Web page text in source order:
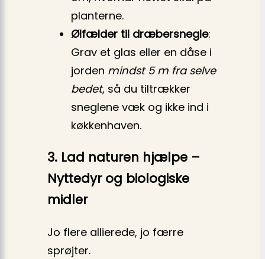
planterne.
Ølfælder til dræbersnegle:
Grav et glas eller en dåse i
jorden mindst 5 m fra selve
bedet, så du tiltrækker
sneglene væk og ikke ind i
køkkenhaven.
3. Lad naturen hjælpe –
Nyttedyr og biologiske
midler
Jo flere allierede, jo færre
sprøjter.